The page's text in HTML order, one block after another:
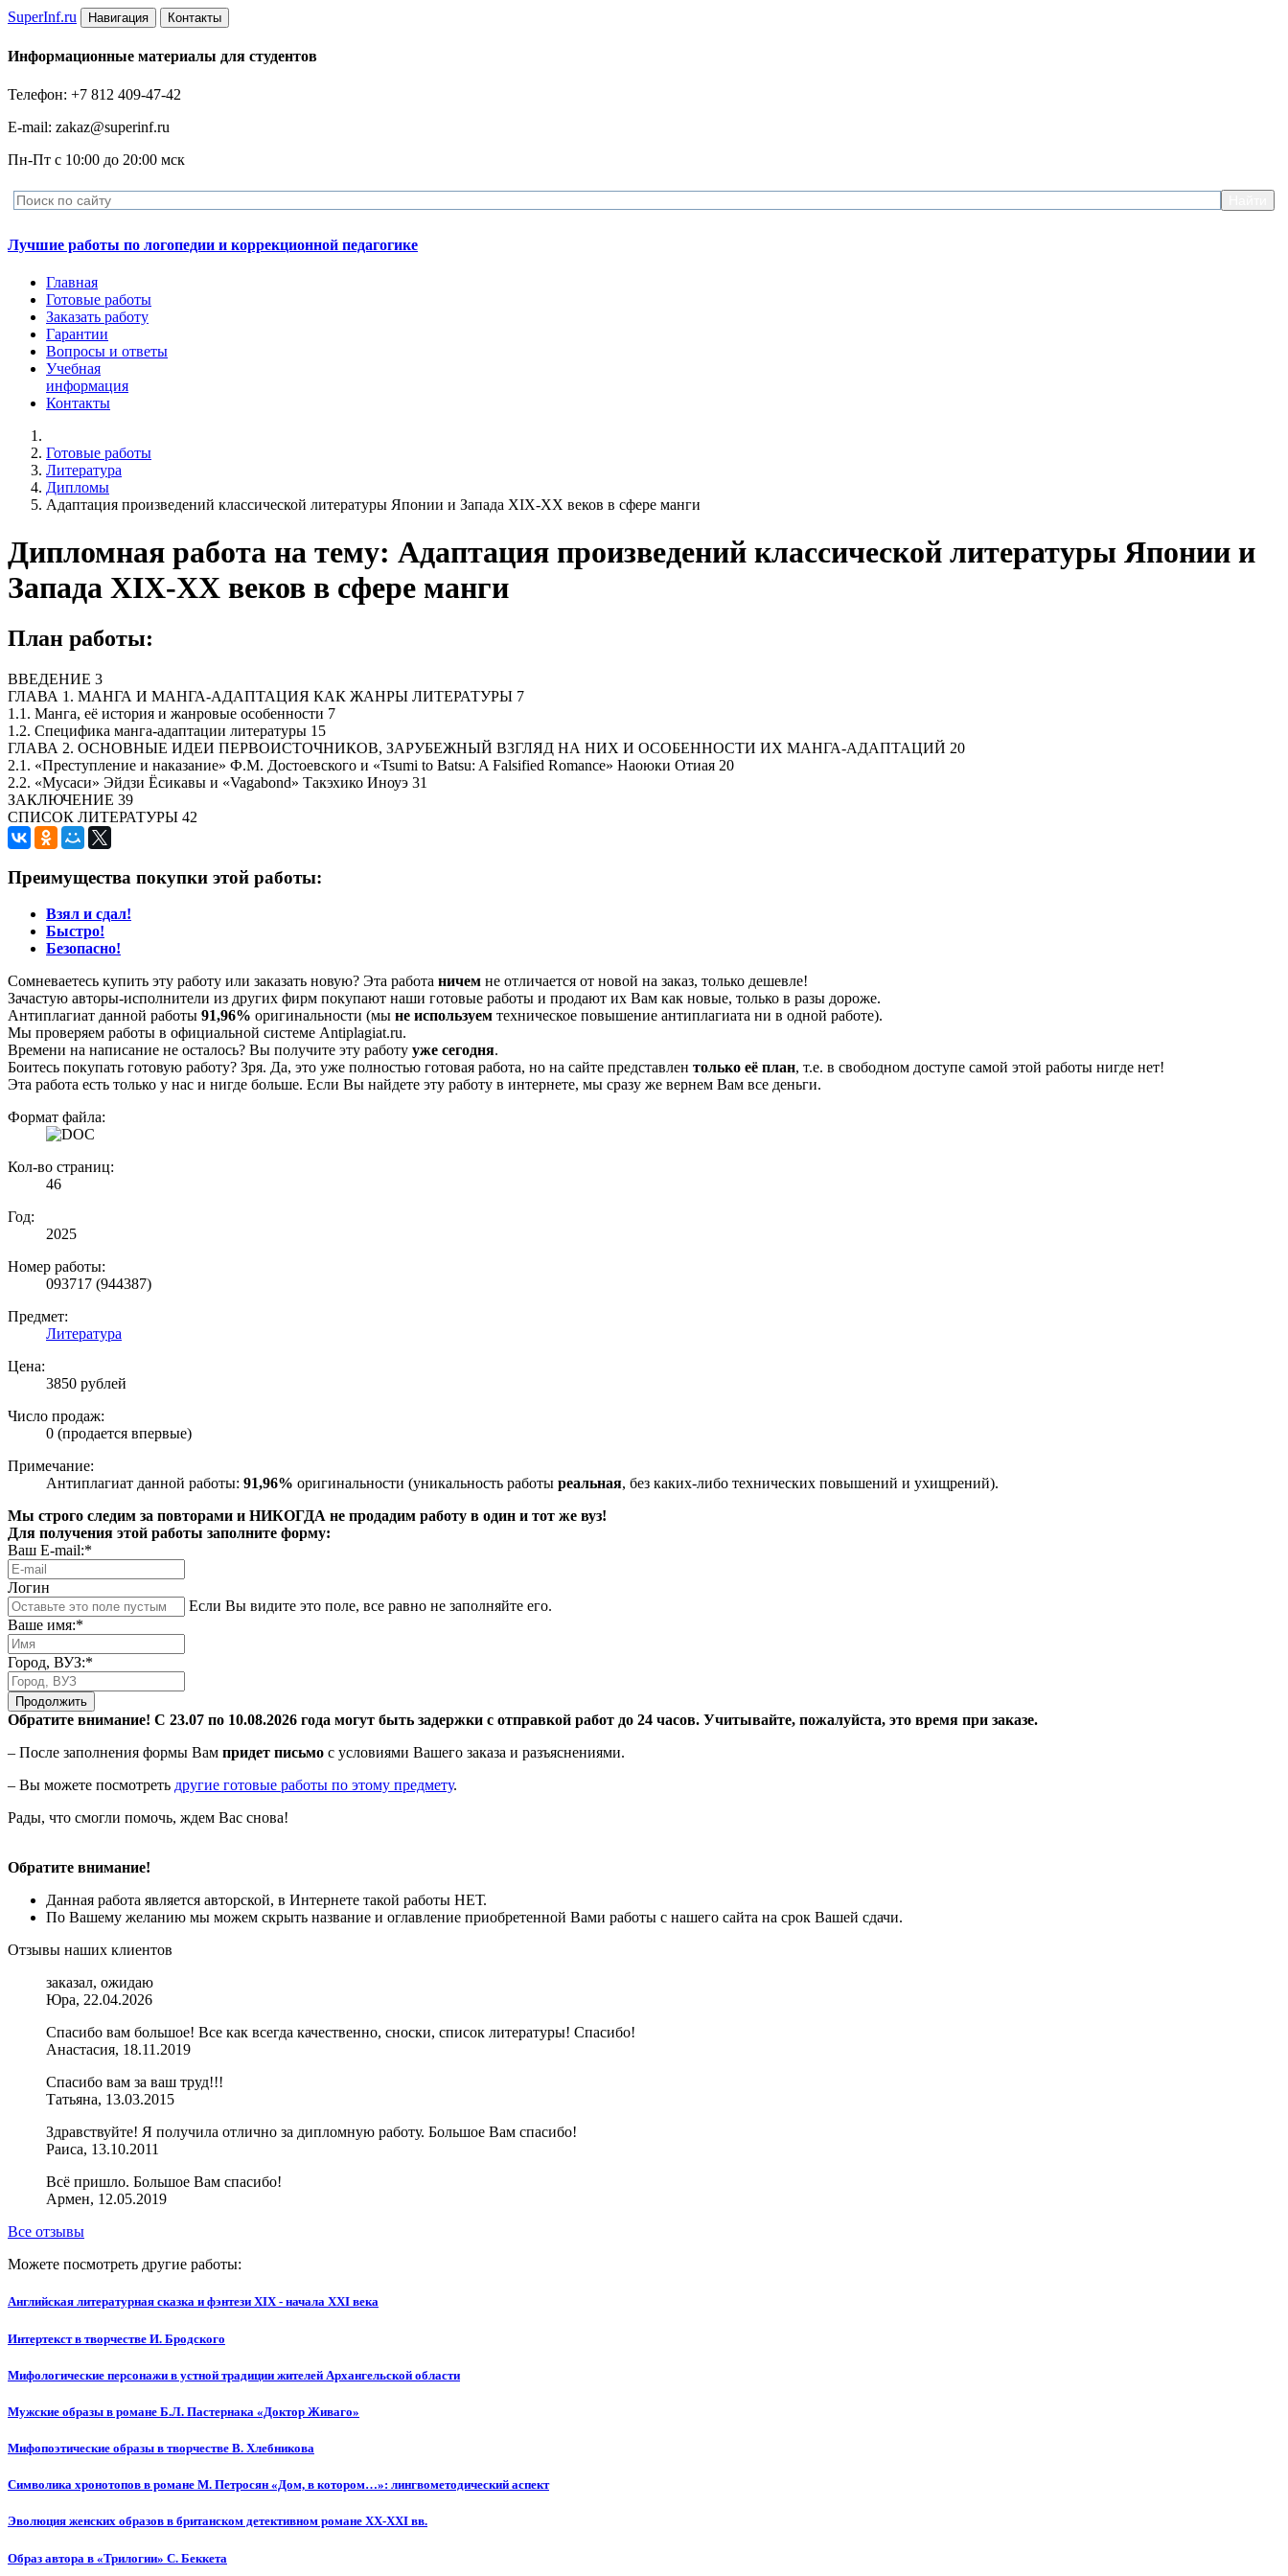
SuperInf.ru Навигация Контакты
Информационные материалы для студентов
Телефон: +7 812 409-47-42
E-mail: zakaz@superinf.ru
Пн-Пт с 10:00 до 20:00 мск
Лучшие работы по логопедии и коррекционной педагогике
Главная
Готовые работы
Заказать работу
Гарантии
Вопросы и ответы
Учебная
информация
Контакты
Готовые работы
Литература
Дипломы
Адаптация произведений классической литературы Японии и Запада XIX-XX веков в сфере манги
Дипломная работа на тему: Адаптация произведений классической литературы Японии и
Запада XIX-XX веков в сфере манги
План работы:
ВВЕДЕНИЕ 3
ГЛАВА 1. МАНГА И МАНГА-АДАПТАЦИЯ КАК ЖАНРЫ ЛИТЕРАТУРЫ 7
1.1. Манга, её история и жанровые особенности 7
1.2. Специфика манга-адаптации литературы 15
ГЛАВА 2. ОСНОВНЫЕ ИДЕИ ПЕРВОИСТОЧНИКОВ, ЗАРУБЕЖНЫЙ ВЗГЛЯД НА НИХ И ОСОБЕННОСТИ ИХ МАНГА-АДАПТАЦИЙ 20
2.1. «Преступление и наказание» Ф.М. Достоевского и «Tsumi to Batsu: A Falsified Romance» Наоюки Отиая 20
2.2. «Мусаси» Эйдзи Ёсикавы и «Vagabond» Такэхико Иноуэ 31
ЗАКЛЮЧЕНИЕ 39
СПИСОК ЛИТЕРАТУРЫ 42
Преимущества покупки этой работы:
Взял и сдал!
Быстро!
Безопасно!
Сомневаетесь купить эту работу или заказать новую? Эта работа ничем не отличается от новой на заказ, только дешевле!
Зачастую авторы-исполнители из других фирм покупают наши готовые работы и продают их Вам как новые, только в разы дороже.
Антиплагиат данной работы 91,96% оригинальности (мы не используем техническое повышение антиплагиата ни в одной работе).
Мы проверяем работы в официальной системе Аntiplagiat.ru.
Времени на написание не осталось? Вы получите эту работу уже сегодня.
Боитесь покупать готовую работу? Зря. Да, это уже полностью готовая работа, но на сайте представлен только её план, т.е. в свободном доступе самой этой работы нигде нет!
Эта работа есть только у нас и нигде больше. Если Вы найдете эту работу в интернете, мы сразу же вернем Вам все деньги.
Формат файла:
Кол-во страниц:
46
Год:
2025
Номер работы:
093717 (944387)
Предмет:
Литература
Цена:
3850 рублей
Число продаж:
0 (продается впервые)
Примечание:
Антиплагиат данной работы: 91,96% оригинальности (уникальность работы реальная, без каких-либо технических повышений и ухищрений).
Мы строго следим за повторами и НИКОГДА не продадим работу в один и тот же вуз!
Для получения этой работы заполните форму:
Ваш E-mail:*
Логин
Если Вы видите это поле, все равно не заполняйте его.
Ваше имя:*
Город, ВУЗ:*
Продолжить
Обратите внимание! С 23.07 по 10.08.2026 года могут быть задержки с отправкой работ до 24 часов. Учитывайте, пожалуйста, это время при заказе.
– После заполнения формы Вам придет письмо с условиями Вашего заказа и разъяснениями.
– Вы можете посмотреть другие готовые работы по этому предмету.
Рады, что смогли помочь, ждем Вас снова!
Обратите внимание!
Данная работа является авторской, в Интернете такой работы НЕТ.
По Вашему желанию мы можем скрыть название и оглавление приобретенной Вами работы с нашего сайта на срок Вашей сдачи.
Отзывы наших клиентов
заказал, ожидаю
Юра, 22.04.2026
Спасибо вам большое! Все как всегда качественно, сноски, список литературы! Спасибо!
Анастасия, 18.11.2019
Спасибо вам за ваш труд!!!
Татьяна, 13.03.2015
Здравствуйте! Я получила отлично за дипломную работу. Большое Вам спасибо!
Раиса, 13.10.2011
Всё пришло. Большое Вам спасибо!
Армен, 12.05.2019
Все отзывы
Можете посмотреть другие работы:
Английская литературная сказка и фэнтези XIX - начала XXI века
Интертекст в творчестве И. Бродского
Мифологические персонажи в устной традиции жителей Архангельской области
Мужские образы в романе Б.Л. Пастернака «Доктор Живаго»
Мифопоэтические образы в творчестве В. Хлебникова
Символика хронотопов в романе М. Петросян «Дом, в котором…»: лингвометодический аспект
Эволюция женских образов в британском детективном романе XX-XXI вв.
Образ автора в «Трилогии» С. Беккета